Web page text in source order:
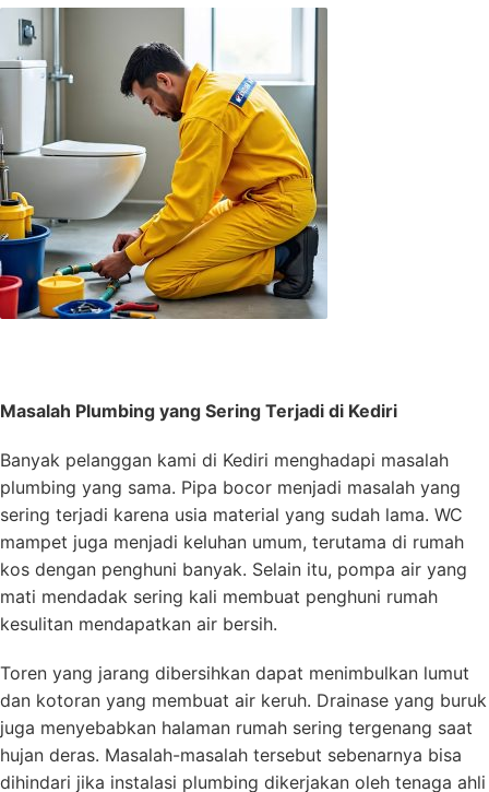
Masalah Plumbing yang Sering Terjadi di Kediri
Banyak pelanggan kami di Kediri menghadapi masalah
plumbing yang sama. Pipa bocor menjadi masalah yang
sering terjadi karena usia material yang sudah lama. WC
mampet juga menjadi keluhan umum, terutama di rumah
kos dengan penghuni banyak. Selain itu, pompa air yang
mati mendadak sering kali membuat penghuni rumah
kesulitan mendapatkan air bersih.
Toren yang jarang dibersihkan dapat menimbulkan lumut
dan kotoran yang membuat air keruh. Drainase yang buruk
juga menyebabkan halaman rumah sering tergenang saat
hujan deras. Masalah-masalah tersebut sebenarnya bisa
dihindari jika instalasi plumbing dikerjakan oleh tenaga ahli